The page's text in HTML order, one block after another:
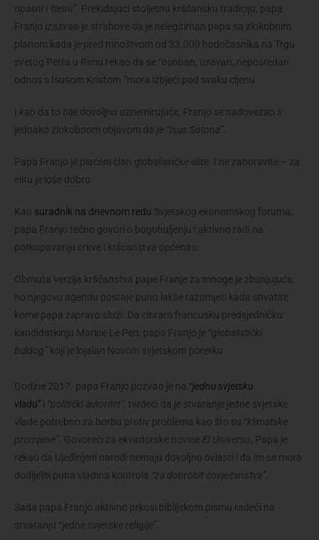
opasni i štetni”. Prekidajući stoljetnu kršćansku tradiciju, papa
Franjo izazvao je strahove da je nelegitiman papa sa zlokobnim
planom kada je pred mnoštvom od 33.000 hodočasnika na Trgu
svetog Petra u Rimu rekao da se “osoban, izravan, neposredan
odnos s Isusom Kristom ”mora izbjeći pod svaku cijenu.
I kao da to nije dovoljno uznemirujuće, Franjo se nadovezao s
jednako zlokobnom objavom da je “Isus Sotona”.
Papa Franjo je plaćeni član globalističke elite. I ne zaboravite – za
elitu je loše dobro.
Kao suradnik na dnevnom redu Svjetskog ekonomskog foruma,
papa Franjo tečno govori o bogohuljenju i aktivno radi na
potkopavanju crkve i kršćanstva općenito.
Obrnuta verzija kršćanstva pape Franje za mnoge je zbunjujuća,
no njegovu agendu postaje puno lakše razumjeti kada shvatite
kome papa zapravo služi. Da citiram francusku predsjedničku
kandidatkinju Marine Le Pen, papa Franjo je “globalistički
buldog” koji je lojalan Novom svjetskom poretku.
Godine 2017. papa Franjo pozvao je na “jednu svjetsku
vladu” i “politički autoritet”, tvrdeći da je stvaranje jedne svjetske
vlade potrebno za borbu protiv problema kao što su “klimatske
promjene”. Govoreći za ekvadorske novine El Universo, Papa je
rekao da Ujedinjeni narodi nemaju dovoljno ovlasti i da im se mora
dodijeliti puna vladina kontrola “za dobrobit čovječanstva”.
Sada papa Franjo aktivno prkosi biblijskom pismu radeći na
stvaranju “jedne svjetske religije”.